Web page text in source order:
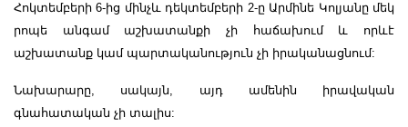
Հոկտեմբերի 6-ից մինչև դեկտեմբերի 2-ը Արմինե Կոլյանը մեկ
րոպե անգամ աշխատանքի չի հաճախում և որևէ
աշխատանք կամ պարտականություն չի իրականացնում:
Նախարարը, սակայն, այդ ամենին իրավական
գնահատական չի տալիս: